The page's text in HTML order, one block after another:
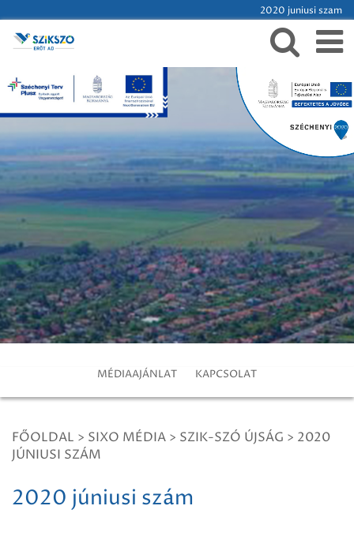
2020 juniusi szam
MÉDIAAJÁNLAT KAPCSOLAT
FŐOLDAL > SIXO MÉDIA > SZIK-SZÓ ÚJSÁG > 2020
JÚNIUSI SZÁM
2020 júniusi szám